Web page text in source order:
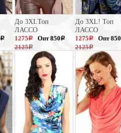
a
До 3XLТоп
ЛАССО
1275 a
2125a
Опт 850 a
До 3XL! Топ
ЛАССО
1275 a
2125a
Опт 850